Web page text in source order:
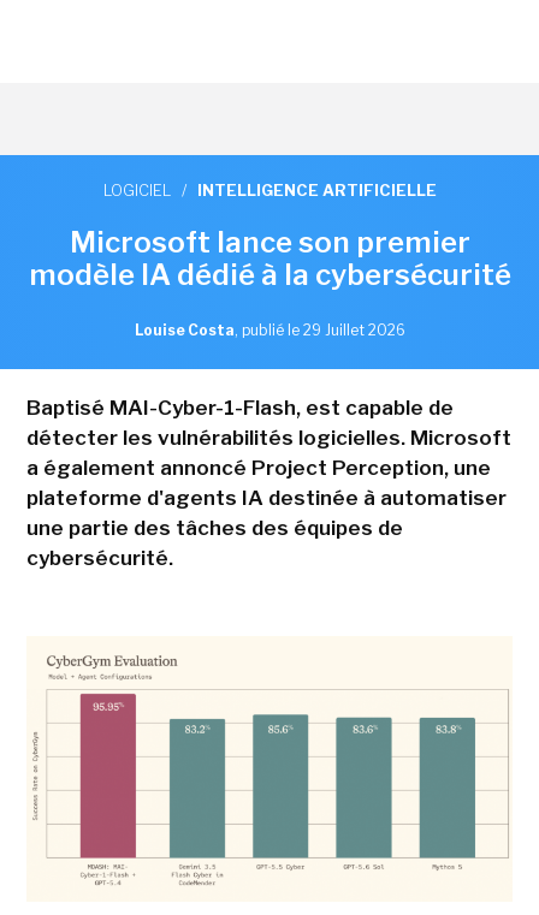
LOGICIEL / INTELLIGENCE ARTIFICIELLE
Microsoft lance son premier
modèle IA dédié à la cybersécurité
Louise Costa, publié le 29 Juillet 2026
Baptisé MAI-Cyber-1-Flash, est capable de
détecter les vulnérabilités logicielles. Microsoft
a également annoncé Project Perception, une
plateforme d'agents IA destinée à automatiser
une partie des tâches des équipes de
cybersécurité.